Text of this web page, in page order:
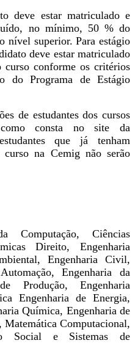
deve estar matriculado e
no mínimo, 50 % do
nível superior. Para estágio
deve estar matriculado
conforme os critérios
do Programa de Estágio
de estudantes dos cursos
consta no site da
que já tenham
na Cemig não serão
Computação, Ciências
Direito, Engenharia
Engenharia Civil,
Engenharia da
Produção, Engenharia
Engenharia de Energia,
Química, Engenharia de
Matemática Computacional,
Social e Sistemas de